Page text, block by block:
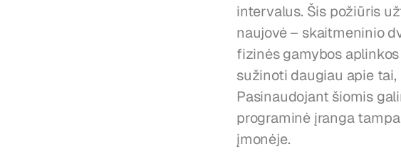
intervalus. Šis požiūris
naujovė – skaitmeninio
fizinės gamybos
sužinoti daugiau apie tai,
Pasinaudojant šiomis
programinė įranga
įmonėje.